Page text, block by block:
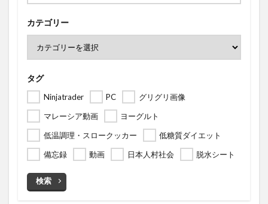
カテゴリー
タグ
Ninjatrader PC
グリグリ画像
マレーシア動画
ヨーグルト
低温調理・スロークッカー
低糖質ダイエット
備忘録
動画 日本人村社会 脱水シート
検索